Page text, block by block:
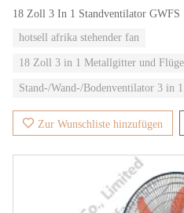
18 Zoll 3 In 1 Standventilator GWFS
hotsell afrika stehender fan
18 Zoll 3 in 1 Metallgitter und
Stand-/Wand-/Bodenventilator 3 in 1
Zur Wunschliste hinzufügen